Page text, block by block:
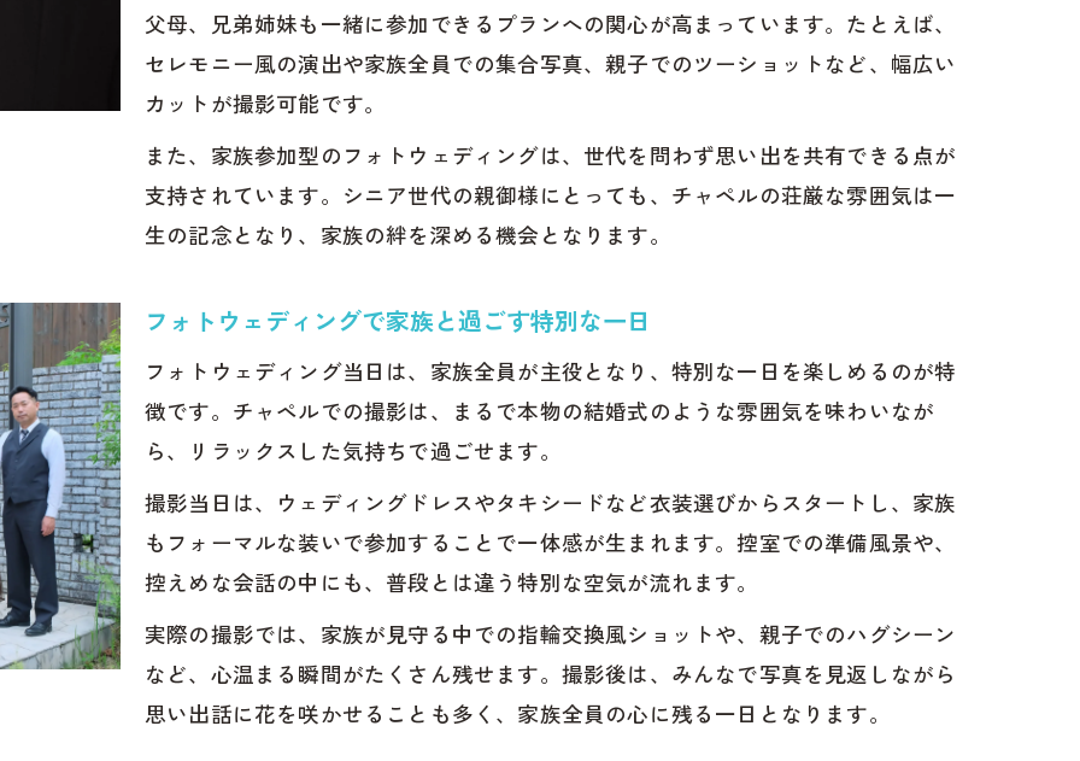
フォトウェディングで魅せる自然な光の写真美
チャペルと自然光が織りなすフォトウェディング
家族で楽しむ自然光フォトウェディング体験
自然光を活かすフォトウェディングの魅力とは
ア世代にも最適なチャペル撮影プラン
シニア世代に評判のフォトウェディングプラン
チャペルフォトウェディングがシニアに人気の理由
フォトウェディングで叶うシニア家族写真の魅力
シニア世代も安心のチャペルフォトウェディング体験
シニア向けフォトウェディングプランの選び方
だけの結婚式を楽しむ新しいカタチ
フォトウェディングが選ばれる新しい結婚式スタイル
写真だけの結婚式で叶える家族の思い出作り
チャペルフォトウェディングがもたらす自由な結婚式
写真のみのフォトウェディングのポイントを解説
フォトウェディングで実現する新たな記念日の形
父母、兄弟姉妹も一緒に参加できるプランへの関心が高まっています。たとえば、
セレモニー風の演出や家族全員での集合写真、親子でのツーショットなど、幅広い
カットが撮影可能です。
また、家族参加型のフォトウェディングは、世代を問わず思い出を共有できる点が
支持されています。シニア世代の親御様にとっても、チャペルの荘厳な雰囲気は一
生の記念となり、家族の絆を深める機会となります。
フォトウェディングで家族と過ごす特別な一日
フォトウェディング当日は、家族全員が主役となり、特別な一日を楽しめるのが特
徴です。チャペルでの撮影は、まるで本物の結婚式のような雰囲気を味わいなが
ら、リラックスした気持ちで過ごせます。
撮影当日は、ウェディングドレスやタキシードなど衣装選びからスタートし、家族
もフォーマルな装いで参加することで一体感が生まれます。控室での準備風景や、
控えめな会話の中にも、普段とは違う特別な空気が流れます。
実際の撮影では、家族が見守る中での指輪交換風ショットや、親子でのハグシーン
など、心温まる瞬間がたくさん残せます。撮影後は、みんなで写真を見返しながら
思い出話に花を咲かせることも多く、家族全員の心に残る一日となります。